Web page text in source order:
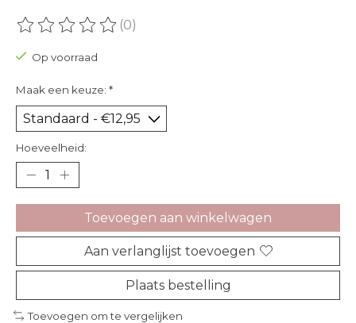
De beoordeling van dit product is
(0)
Op voorraad
Maak een keuze: *
Hoeveelheid:
Toevoegen aan winkelwagen
Aan verlanglijst toevoegen
Plaats bestelling
Toevoegen om te vergelijken